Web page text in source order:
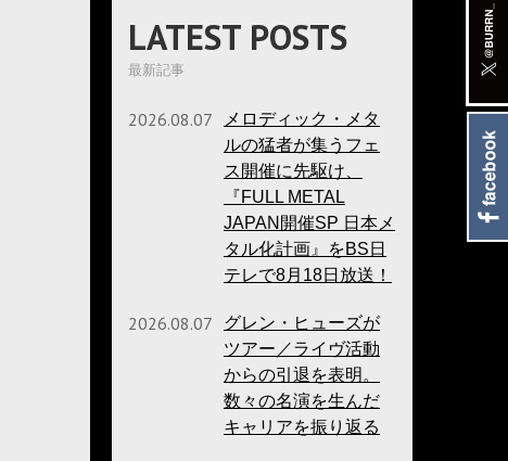
LATEST POSTS
最新記事
2026.08.07
メロディック・メタ
ルの猛者が集うフェ
ス開催に先駆け、
『FULL METAL
JAPAN開催SP 日本メ
タル化計画』をBS日
テレで8月18日放送！
2026.08.07
グレン・ヒューズが
ツアー／ライヴ活動
からの引退を表明。
数々の名演を生んだ
キャリアを振り返る